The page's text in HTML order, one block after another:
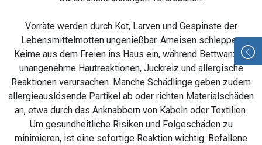
Vorräte werden durch Kot, Larven und Gespinste der
Lebensmittelmotten ungenießbar. Ameisen schleppen
Keime aus dem Freien ins Haus ein, während Bettwanzen
unangenehme Hautreaktionen, Juckreiz und allergische
Reaktionen verursachen. Manche Schädlinge geben zudem
allergieauslösende Partikel ab oder richten Materialschäden
an, etwa durch das Anknabbern von Kabeln oder Textilien.
Um gesundheitliche Risiken und Folgeschäden zu
minimieren, ist eine sofortige Reaktion wichtig. Befallene